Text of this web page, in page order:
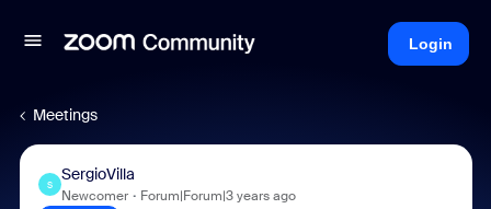
Login
Meetings
S
SergioVilla
Newcomer Forum|Forum|3 years ago